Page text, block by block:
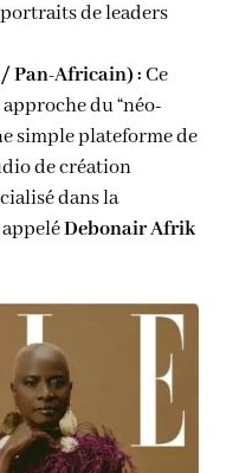
de leaders
Pan-Africain) :Ce
du “néo-
simple plateforme de
de création
dans la
Debonair Afrik